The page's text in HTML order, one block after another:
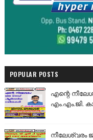
POPULAR POSTS
എന്റെ
എം.എം.ജി.